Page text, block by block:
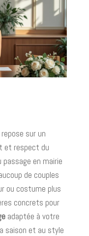
sur un
et respect du
en mairie
de couples
ou costume plus
concrets pour
adaptée à votre
saison et au style